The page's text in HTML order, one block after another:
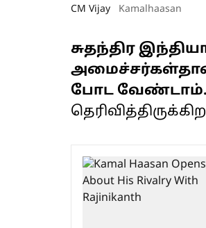
CM Vijay Kamalhaasan
சுதந்திர
போட வேண்டாம்.